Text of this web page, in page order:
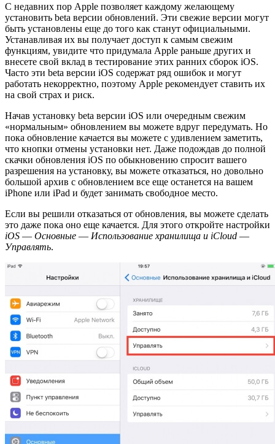
С недавних пор Apple позволяет каждому желающему
установить beta версии обновлений. Эти свежие версии могут
быть установлены еще до того как станут официальными.
Устанавливая их вы получает доступ к самым свежим
функциям, увидите что придумала Apple раньше других и
внесете свой вклад в тестирование этих ранних сборок iOS.
Часто эти beta версии iOS содержат ряд ошибок и могут
работать некорректно, поэтому Apple рекомендует ставить их
на свой страх и риск.
Начав установку beta версии iOS или очередным свежим
«нормальным» обновлением вы можете вдруг передумать. Но
пока обновление качается вы можете с удивлением заметить,
что кнопки отмены установки нет. Даже подождав до полной
скачки обновления iOS по обыкновению спросит вашего
разрешения на установку, вы можете отказаться, но довольно
большой архив с обновлением все еще останется на вашем
iPhone или iPad и будет занимать свободное место.
Если вы решили отказаться от обновления, вы можете сделать
это даже пока оно еще качается. Для этого откройте настройки
iOS — Основные — Использование хранилища и iCloud —
Управлять.